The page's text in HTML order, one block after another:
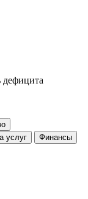
дефицита
услуг Финансы